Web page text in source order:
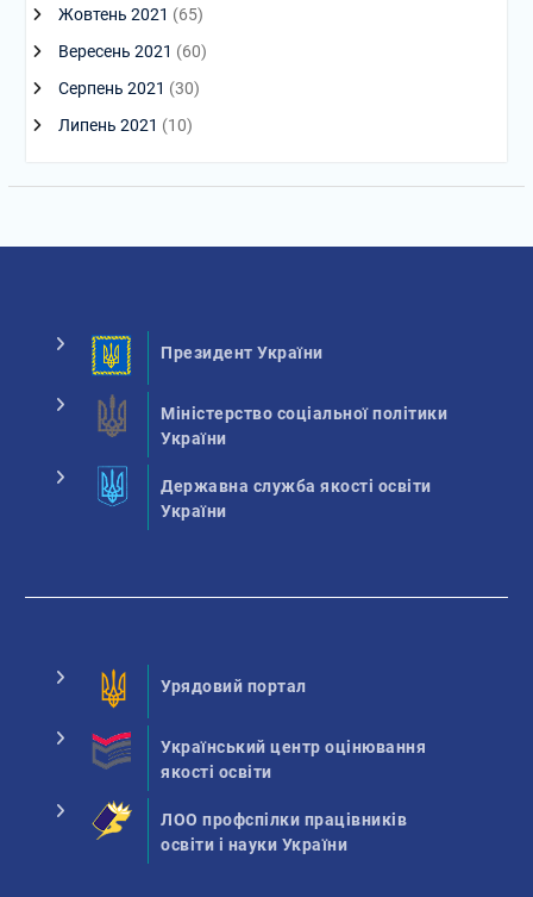
Жовтень 2021 (65)
Вересень 2021 (60)
Серпень 2021 (30)
Липень 2021 (10)
Президент України
Міністерство соціальної політики
України
Державна служба якості освіти
України
Урядовий портал
Український центр оцінювання
якості освіти
ЛОО профспілки працівників
освіти і науки України